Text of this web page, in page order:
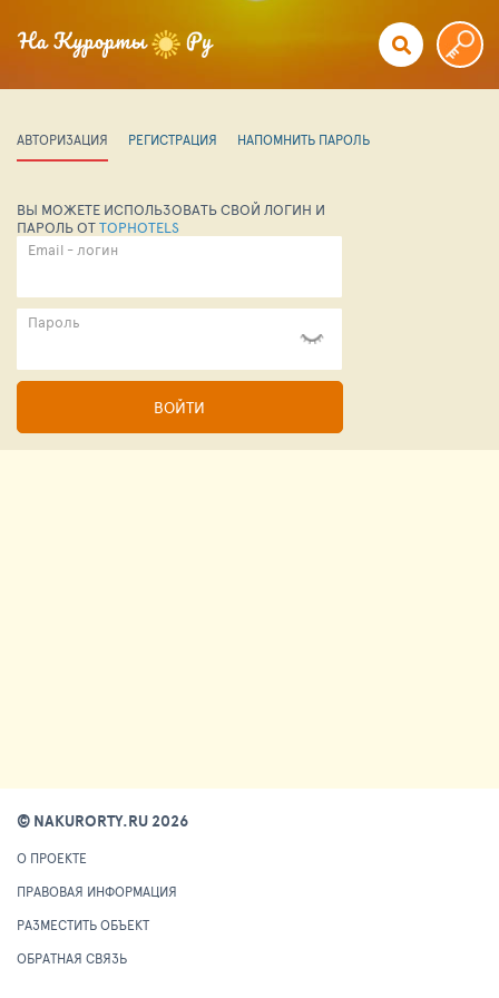
АВТОРИЗАЦИЯ РЕГИСТРАЦИЯ НАПОМНИТЬ ПАРОЛЬ
ВЫ МОЖЕТЕ ИСПОЛЬЗОВАТЬ СВОЙ ЛОГИН И
ПАРОЛЬ ОТTOPHOTELS
Email - логин
Пароль
ВОЙТИ
© NAKURORTY.RU 2026
О ПРОЕКТЕ
ПРАВОВАЯ ИНФОРМАЦИЯ
РАЗМЕСТИТЬ ОБЪЕКТ
ОБРАТНАЯ СВЯЗЬ